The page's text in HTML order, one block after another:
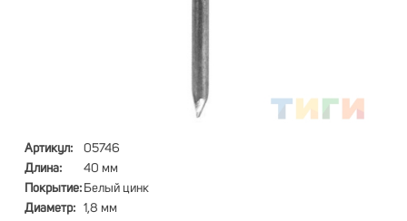
Артикул:
05746
Длина:
40 мм
Покрытие: Белый цинк
Диаметр:
1,8 мм